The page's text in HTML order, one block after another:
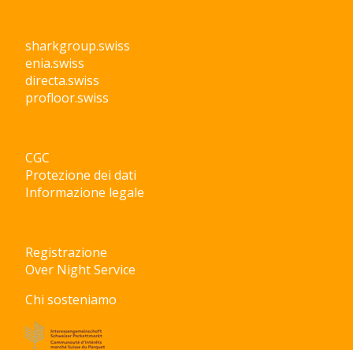
sharkgroup.swiss
enia.swiss
directa.swiss
profloor.swiss
CGC
Protezione dei dati
Informazione legale
Registrazione
Over Night Service
Chi sosteniamo